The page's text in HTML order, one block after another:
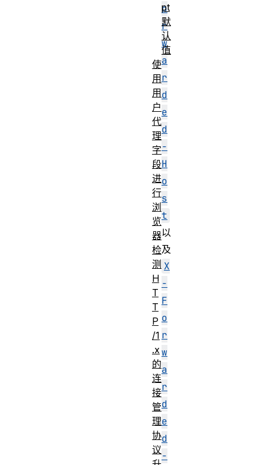
o
r
w
a
r
d
e
d
-
H
o
s
t
以
及
X
-
F
o
r
w
a
r
d
e
d
-
pt
默
认
值
使
用
用
户
代
理
字
段
进
行
浏
览
器
检
测
H
T
T
P
/1
.x
的
连
接
管
理
协
议